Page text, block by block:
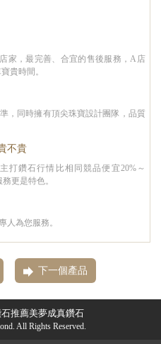
家，最完善、合宜的售後服務，A店
貴時間。
，同時擁有頂尖珠寶設計團隊，品質
不貴
打鑽石行情比相同競品便宜20%～
更是特色。
人為您服務。
下一個產品
推薦美夢成真鑽石
All Rights Reserved.